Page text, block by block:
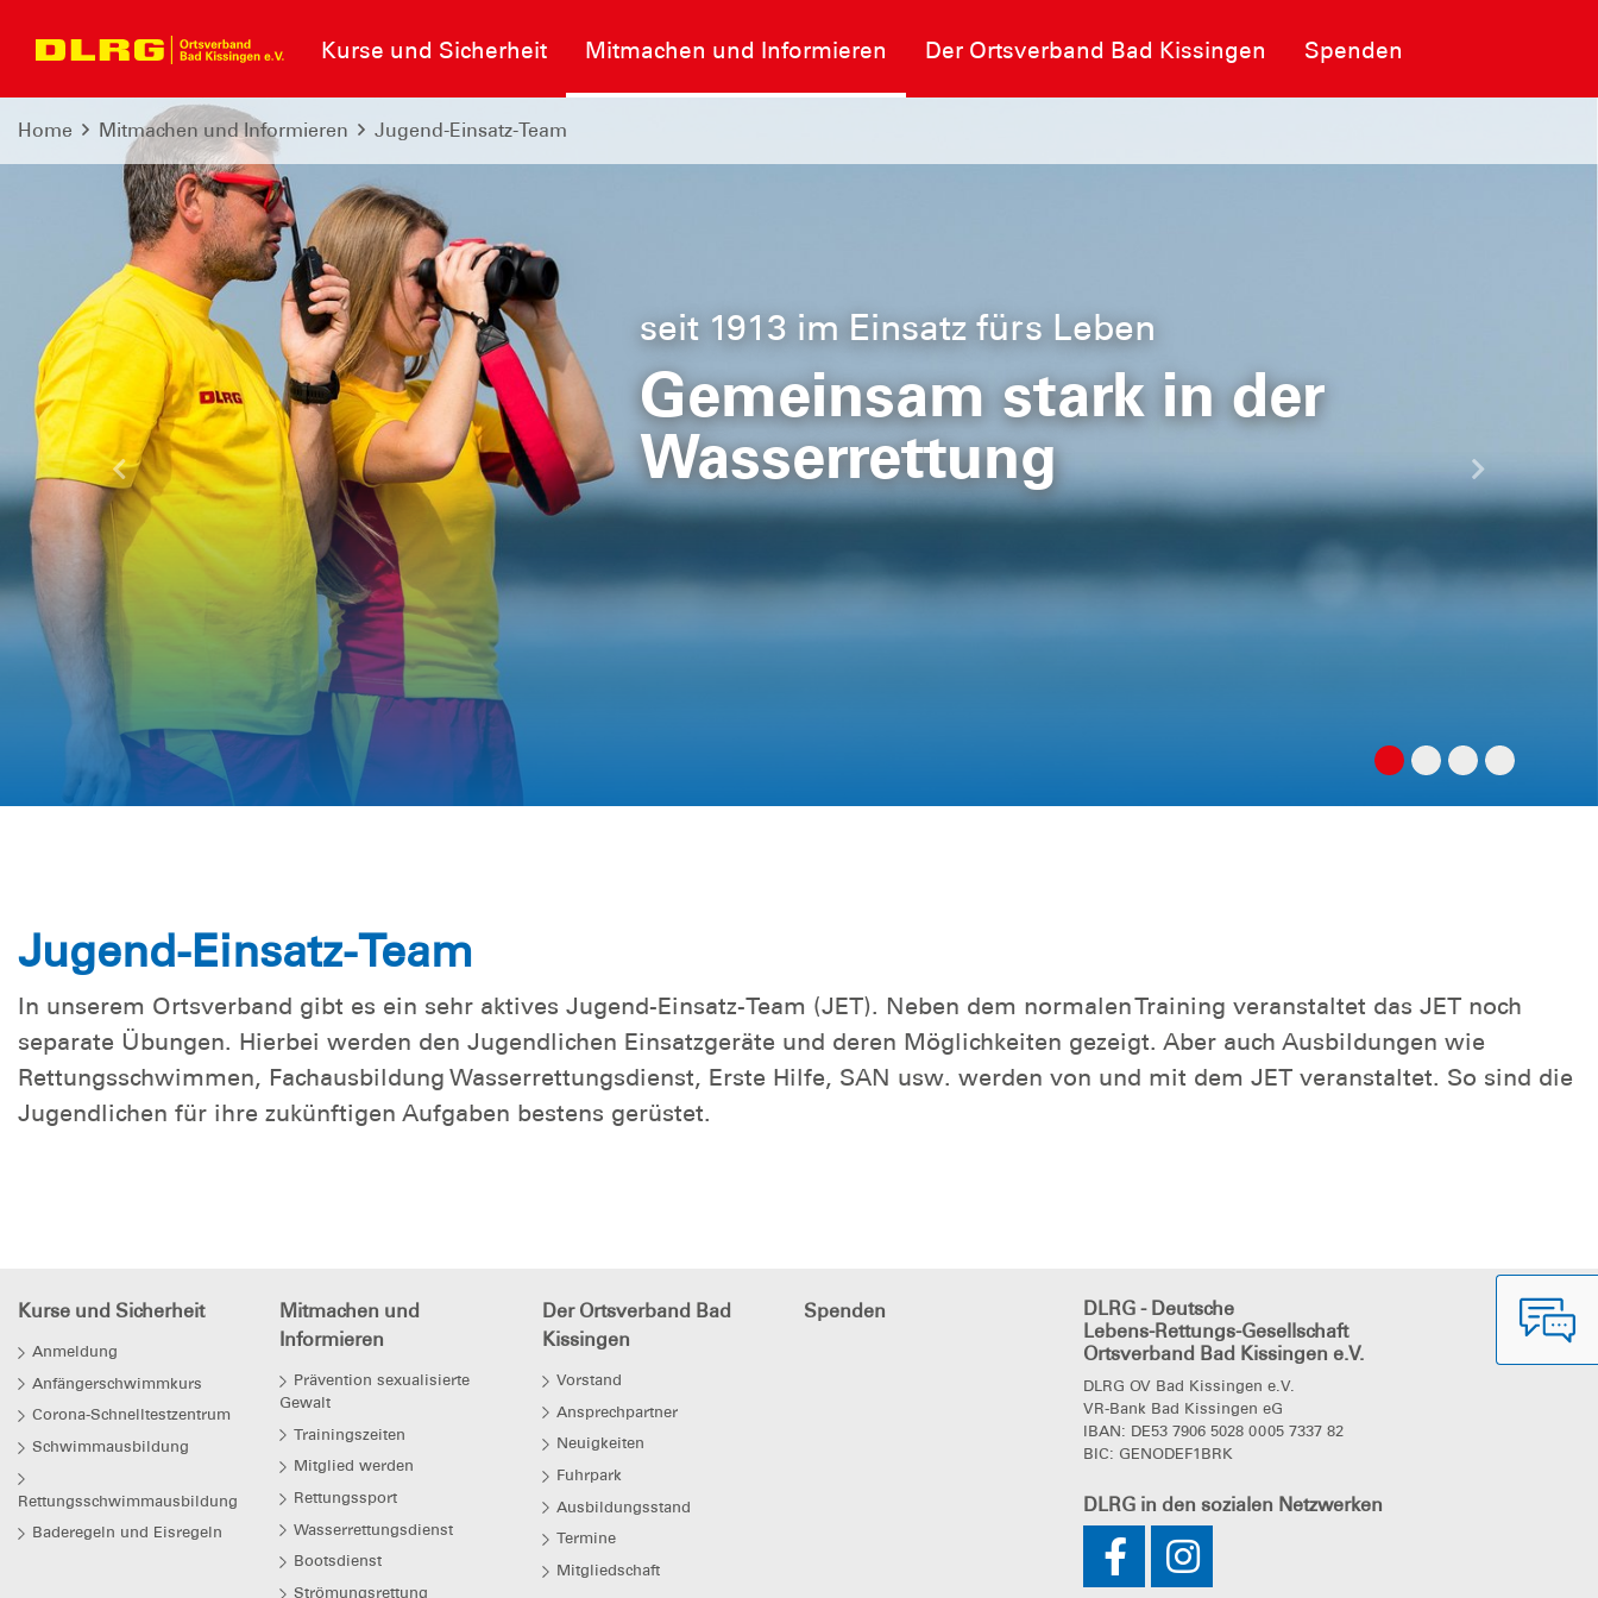
Kurse und Sicherheit Mitmachen und Informieren Der Ortsverband Bad Kissingen Spenden
Home Mitmachen und Informieren Jugend-Einsatz-Team
seit 1913 im Einsatz fürs Leben
Gemeinsam stark in der
Wasserrettung
Letzte Nächste
Jugend-Einsatz-Team
In unserem Ortsverband gibt es ein sehr aktives Jugend-Einsatz-Team (JET). Neben dem normalen Training veranstaltet das JET noch
separate Übungen. Hierbei werden den Jugendlichen Einsatzgeräte und deren Möglichkeiten gezeigt. Aber auch Ausbildungen wie
Rettungsschwimmen, Fachausbildung Wasserrettungsdienst, Erste Hilfe, SAN usw. werden von und mit dem JET veranstaltet. So sind die
Jugendlichen für ihre zukünftigen Aufgaben bestens gerüstet.
Kurse und Sicherheit
Anmeldung
Anfängerschwimmkurs
Corona-Schnelltestzentrum
Schwimmausbildung
Rettungsschwimmausbildung
Baderegeln und Eisregeln
Mitmachen und
Informieren
Prävention sexualisierte
Gewalt
Trainingszeiten
Mitglied werden
Rettungssport
Wasserrettungsdienst
Bootsdienst
Strömungsrettung
Der Ortsverband Bad
Kissingen
Vorstand
Ansprechpartner
Neuigkeiten
Fuhrpark
Ausbildungsstand
Termine
Mitgliedschaft
Spenden
DLRG - Deutsche
Lebens-Rettungs-Gesellschaft
Ortsverband Bad Kissingen e.V.
DLRG OV Bad Kissingen e.V.
VR-Bank Bad Kissingen eG
IBAN: DE53 7906 5028 0005 7337 82
BIC: GENODEF1BRK
DLRG in den sozialen Netzwerken